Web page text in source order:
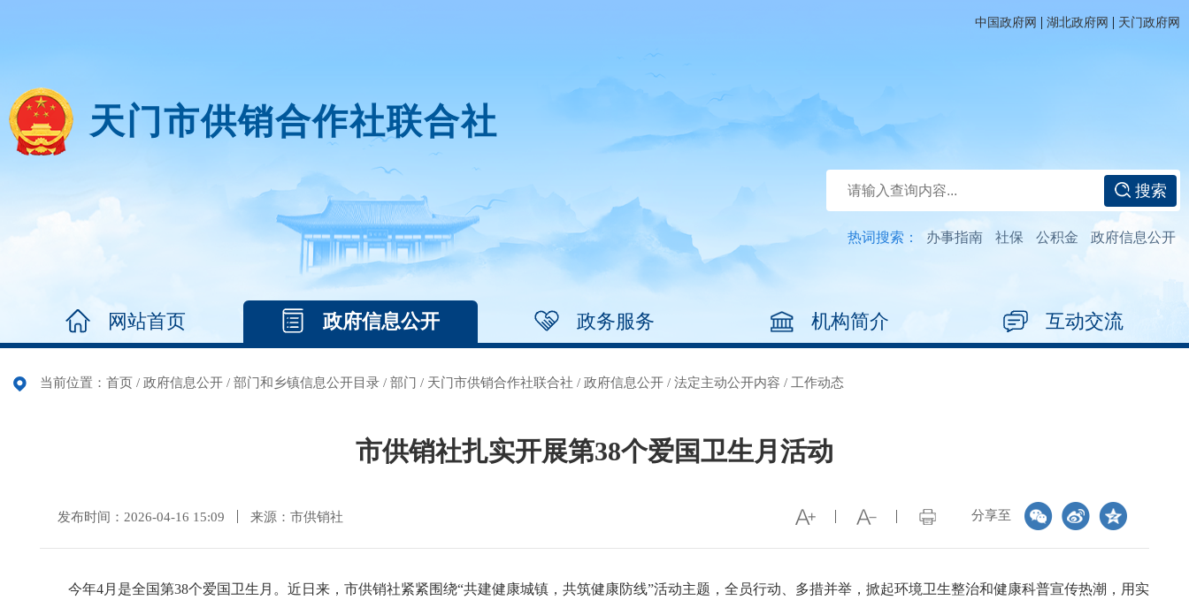
中国政府网 | 湖北政府网 | 天门政府网
天门市供销合作社联合社
搜索
热词搜索： 办事指南 社保 公积金 政府信息公开
网站首页 政府信息公开 政务服务 机构简介 互动交流
当前位置： 首页 / 政府信息公开 / 部门和乡镇信息公开目录 / 部门 / 天门市供销合作社联合社 / 政府信息公开 / 法定主动公开内容 / 工作动态
市供销社扎实开展第38个爱国卫生月活动
分享至
发布时间：2026-04-16 15:09 来源：市供销社
今年4月是全国第38个爱国卫生月。近日来，市供销社紧紧围绕“共建健康城镇，共筑健康防线”活动主题，全员行动、多措并举，掀起环境卫生整治和健康科普宣传热潮，用实